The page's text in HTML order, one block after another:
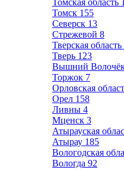
Томская область
Томск 155
Северск 13
Стрежевой 8
Тверская область
Тверь 123
Вышний
Торжок 7
Орловская
Орел 158
Ливны 4
Мценск 3
Атырауская
Атырау 185
Вологодская
Вологда 92